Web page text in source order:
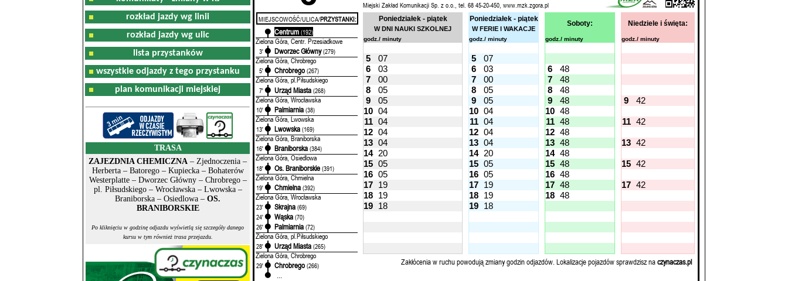
rozkład jazdy wg linii
rozkład jazdy wg ulic
lista przystanków
wszystkie odjazdy z tego przystanku
plan komunikacji miejskiej
TRASA
ZAJEZDNIA CHEMICZNA – Zjednoczenia –
Herberta – Batorego – Kupiecka – Bohaterów
Westerplatte – Dworzec Główny – Chrobrego –
pl. Piłsudskiego – Wrocławska – Lwowska –
Braniborska – Osiedlowa – OS.
BRANIBORSKIE
Po kliknięciu w godzinę odjazdu wyświetlą się szczegóły danego
kursu w tym również trasa przejazdu.
Miejski Zakład Komunikacji Sp. z o.o., tel. 68 45-20-450, www.mzk.zgora.pl
MIEJSCOWOŚĆ/ULICA/PRZYSTANKI:
Centrum (192)
Zielona Góra, Centr. Przesiadkowe
3' Dworzec Główny (279)
Zielona Góra, Chrobrego
5' Chrobrego (267)
Zielona Góra, pl.Piłsudskiego
7' Urząd Miasta (268)
Zielona Góra, Wrocławska
10' Palmiarnia (38)
Zielona Góra, Lwowska
13' Lwowska (169)
Zielona Góra, Braniborska
16' Braniborska (384)
Zielona Góra, Osiedlowa
18' Os. Braniborskie (391)
Zielona Góra, Chmielna
19' Chmielna (392)
Zielona Góra, Wrocławska
23' Skrajna (69)
24'
Wąska (70)
26'
Palmiarnia (72)
Zielona Góra, pl.Piłsudskiego
28' Urząd Miasta (265)
Zielona Góra, Chrobrego
29' Chrobrego (266)
...
Poniedziałek - piątek
W DNI NAUKI SZKOLNEJ
Poniedziałek - piątek
W FERIE I WAKACJE
Soboty: Niedziele i święta:
godz./ minuty godz./ minuty godz./ minuty godz./ minuty
5 07 5
07
6
03 6 03 6
48
7
00 7 00 7
48
8
05 8 05 8
48
9
05 9 05 9 48 9
42
10 04 10 04 10 48
11 04 11 04 11 48 11 42
12 04 12 04 12 48
13 04 13 04 13 48 13 42
14 20 14 20 14 48
15 05 15 05 15 48 15 42
16 05 16 05 16 48
17 19 17 19 17 48 17 42
18 19 18 19 18 48
19 18 19 18
Zakłócenia w ruchu powodują zmiany godzin odjazdów. Lokalizacje pojazdów sprawdzisz naczynaczas.pl